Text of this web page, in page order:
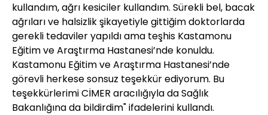
kullandım, ağrı kesiciler kullandım. Sürekli bel, bacak
ağrıları ve halsizlik şikayetiyle gittiğim doktorlarda
gerekli tedaviler yapıldı ama teşhis Kastamonu
Eğitim ve Araştırma Hastanesi’nde konuldu.
Kastamonu Eğitim ve Araştırma Hastanesi’nde
görevli herkese sonsuz teşekkür ediyorum. Bu
teşekkürlerimi CİMER aracılığıyla da Sağlık
Bakanlığına da bildirdim" ifadelerini kullandı.